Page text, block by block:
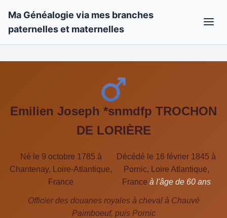
Ma Généalogie via mes branches
paternelles et maternelles
Emilien Joseph *snmdfp TROCHON
DE LORIÈRE
Né le 9 octobre 1785 à
Chantenay, Loire-Atlantique,
France
Décédé le 16 février 1845 à
Pornic, Loire Atlantique,
France à l'âge de 60 ans
Officier des douanes royales à cheval à Chauvé
Paimboeuf, puis Pornic